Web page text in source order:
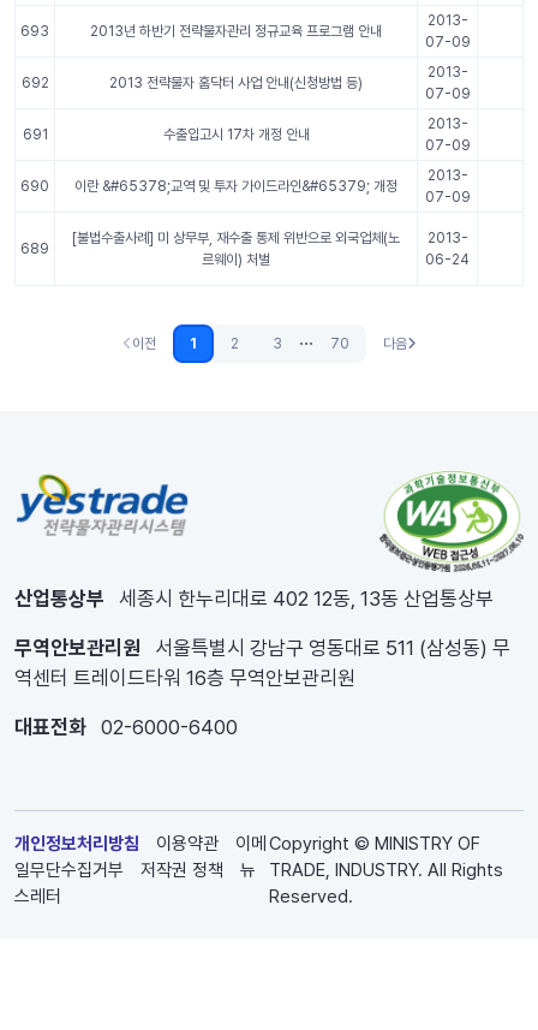
693 2013년 하반기 전략물자관리 정규교육 프로그램 안내
2013-
07-09
692 2013 전략물자 홈닥터 사업 안내(신청방법 등)
2013-
07-09
691 수출입고시 17차 개정 안내
2013-
07-09
690 이란 &#65378;교역 및 투자 가이드라인&#65379; 개정
2013-
07-09
689
[불법수출사례] 미 상무부, 재수출 통제 위반으로 외국업체(노
르웨이) 처벌
2013-
06-24
이전 (없음)
이전 1 2 3 ... 70 다음
다음
산업통상부 세종시 한누리대로 402 12동, 13동 산업통상부
무역안보관리원
서울특별시 강남구 영동대로 511 (삼성동) 무
역센터 트레이드타워 16층 무역안보관리원
대표전화 02-6000-6400
개인정보처리방침 이용약관
이메
일무단수집거부
저작권 정책
뉴
스레터
Copyright © MINISTRY OF
TRADE, INDUSTRY. All Rights
Reserved.